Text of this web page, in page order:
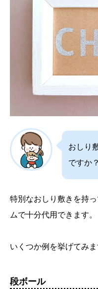
おしり
ですか？
特別なおしり敷きを持
ムで十分代用できます。
いくつか例を挙げてみま
段ボール